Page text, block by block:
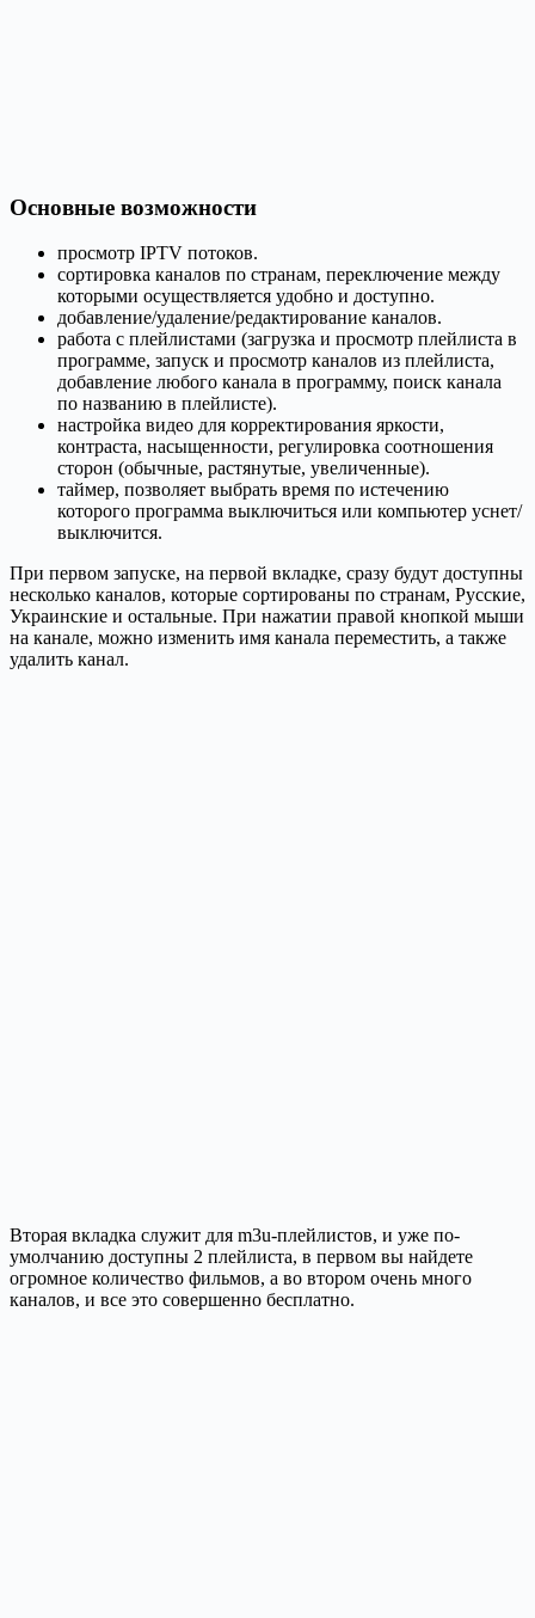
Основные возможности
просмотр IPTV потоков.
сортировка каналов по странам, переключение между
которыми осуществляется удобно и доступно.
добавление/удаление/редактирование каналов.
работа с плейлистами (загрузка и просмотр плейлиста в
программе, запуск и просмотр каналов из плейлиста,
добавление любого канала в программу, поиск канала
по названию в плейлисте).
настройка видео для корректирования яркости,
контраста, насыщенности, регулировка соотношения
сторон (обычные, растянутые, увеличенные).
таймер, позволяет выбрать время по истечению
которого программа выключиться или компьютер уснет/
выключится.
При первом запуске, на первой вкладке, сразу будут доступны
несколько каналов, которые сортированы по странам, Русские,
Украинские и остальные. При нажатии правой кнопкой мыши
на канале, можно изменить имя канала переместить, а также
удалить канал.
Вторая вкладка служит для m3u-плейлистов, и уже по-
умолчанию доступны 2 плейлиста, в первом вы найдете
огромное количество фильмов, а во втором очень много
каналов, и все это совершенно бесплатно.